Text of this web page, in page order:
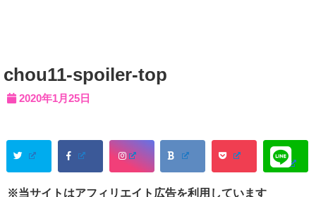
chou11-spoiler-top
2020年1月25日
※当サイトはアフィリエイト広告を利用しています